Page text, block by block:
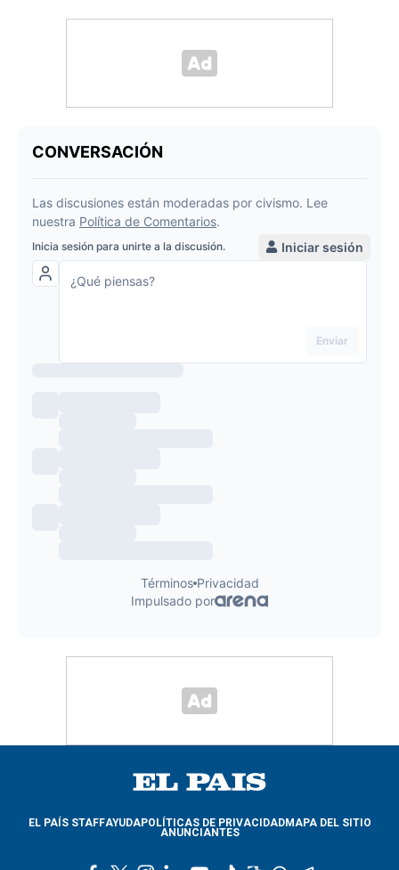
EL PAÍS STAFFAYUDAPOLÍTICAS DE PRIVACIDADMAPA DEL SITIO
ANUNCIANTES